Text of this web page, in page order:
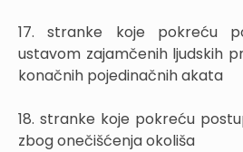
17. stranke koje pokreću
ustavom zajamčenih ljudskih
konačnih pojedinačnih akata
18. stranke koje pokreću
zbog onečišćenja okoliša